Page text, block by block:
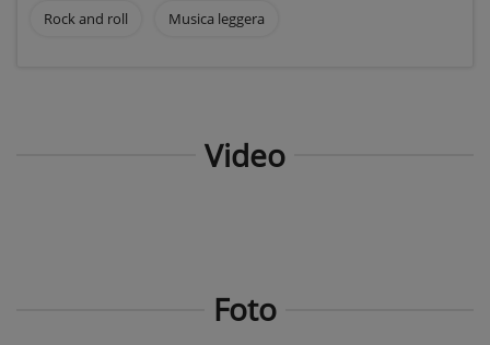
Rock and roll Musica leggera
Video
Foto